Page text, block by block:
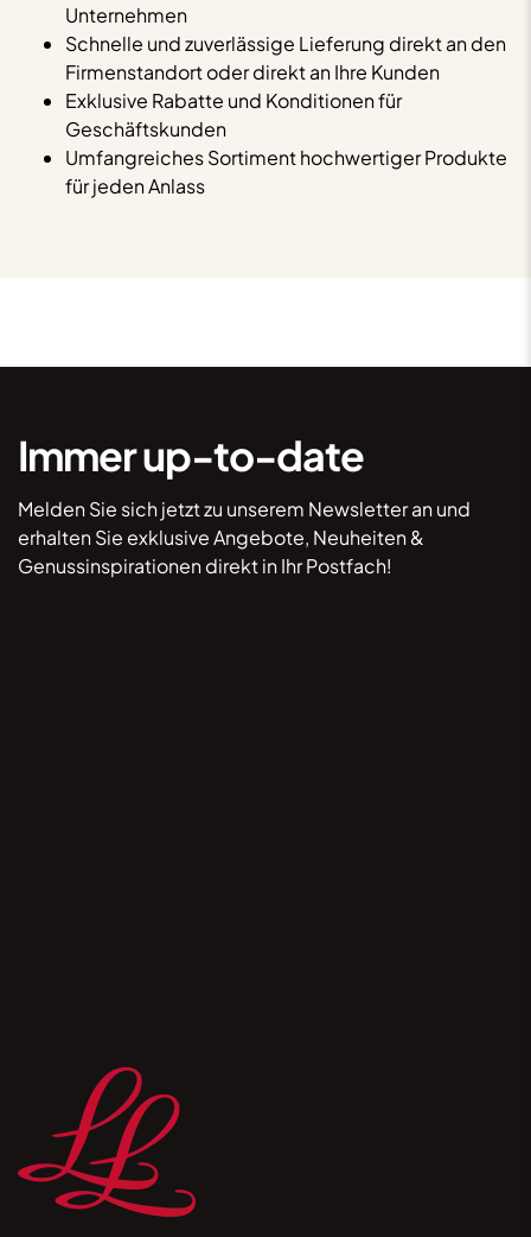
Unternehmen
Schnelle und zuverlässige Lieferung direkt an den
Firmenstandort oder direkt an Ihre Kunden
Exklusive Rabatte und Konditionen für
Geschäftskunden
Umfangreiches Sortiment hochwertiger Produkte
für jeden Anlass
Immer up-to-date
Melden Sie sich jetzt zu unserem Newsletter an und
erhalten Sie exklusive Angebote, Neuheiten &
Genussinspirationen direkt in Ihr Postfach!